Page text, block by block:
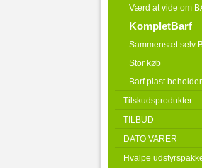
Værd at vide om
KompletBarf
Sammensæt selv
Stor køb
Barf plast beholder
Tilskudsprodukter
TILBUD
DATO VARER
Hvalpe